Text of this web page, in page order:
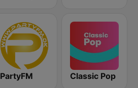
PartyFM Classic Pop